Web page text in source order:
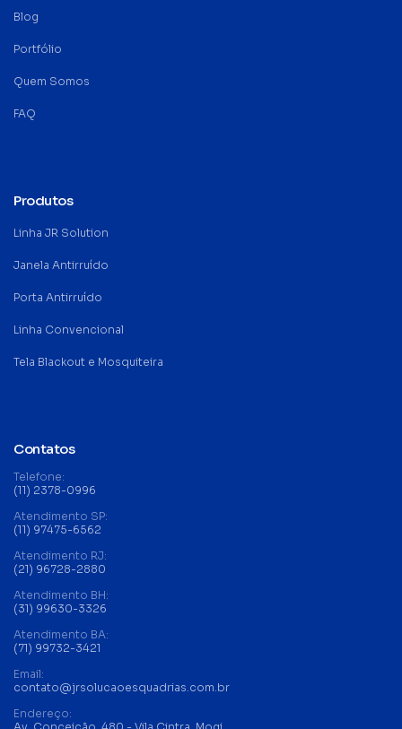
Blog
Portfólio
Quem Somos
FAQ
Produtos
Linha JR Solution
Janela Antirruído
Porta Antirruído
Linha Convencional
Tela Blackout e Mosquiteira
Contatos
Telefone:
(11) 2378-0996
Atendimento SP:
(11) 97475-6562
Atendimento RJ:
(21) 96728-2880
Atendimento BH:
(31) 99630-3326
Atendimento BA:
(71) 99732-3421
Email:
contato@jrsolucaoesquadrias.com.br
Endereço: